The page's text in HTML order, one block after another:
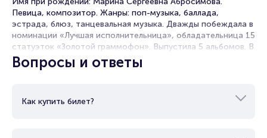
Полезные ссылки
Подробнее о том, как вернуть, сдать или продать билет
читайте в разделах:
Продать билет
Брокерам
Певица, композитор. Жанры: поп-музыка, баллада,
эстрада, блюз, танцевальная музыка. Дважды побеждала в
номинации «Лучшая исполнительница», обладательница 15
статуэток «Золотой граммофон». Выпустила 5 альбомов. В
начале февраля 2020 года объявила о приостановлении
творческой деятельности.
Вопросы и ответы
Как купить билет?